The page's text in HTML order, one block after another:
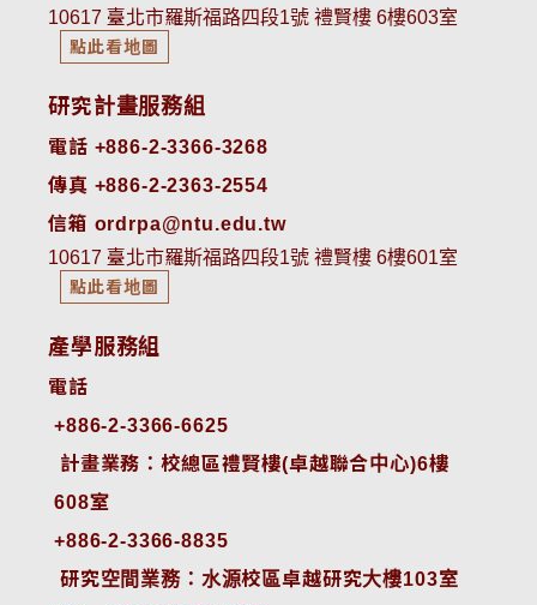
10617 臺北市羅斯福路四段1號 禮賢樓 6樓603室
點此看地圖
研究計畫服務組
電話 +886-2-3366-3268
傳真 +886-2-2363-2554
信箱 ordrpa@ntu.edu.tw
10617 臺北市羅斯福路四段1號 禮賢樓 6樓601室
點此看地圖
產學服務組
電話
+886-2-3366-6625
計畫業務：校總區禮賢樓(卓越聯合中心)6樓
608室
+886-2-3366-8835
研究空間業務：水源校區卓越研究大樓103室